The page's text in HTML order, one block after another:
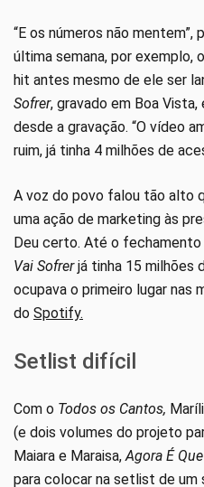
“E os números não mentem”,
última semana, por exemplo,
hit antes mesmo de ele ser
Sofrer, gravado em Boa
desde a gravação. “O vídeo
ruim, já tinha 4 milhões de
A voz do povo falou tão alto
uma ação de marketing às
Deu certo. Até o
Vai Sofrerjá tinha 15 milhões
ocupava o primeiro lugar nas
do Spotify.
Setlist difícil
Com o Todos os Cantos,
(e dois volumes do projeto
Maiara e Maraisa, Agora É
para colocar na setlist de um